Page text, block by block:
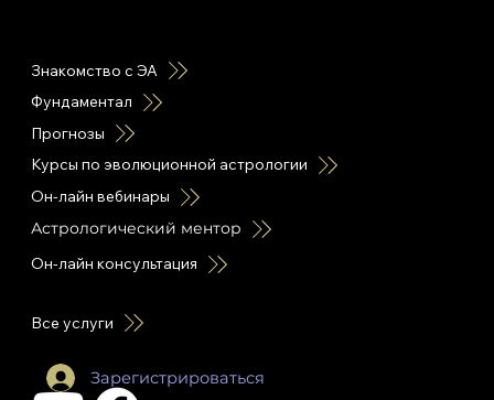
Знакомство с ЭА
Фундаментал
Прогнозы
Курсы по эволюционной астрологии
Он-лайн вебинары
Астрологический ментор
Он-лайн консультация
Все услуги
Зарегистрироваться